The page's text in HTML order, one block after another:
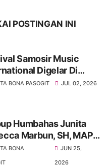
POSTINGAN INI
Samosir Music
Digelar Di
Siadong Dan Menjadi
BONA PASOGIT JUL 02, 2026
Humbahas Junita
Marbun, SH, MAP
Somasi Kepada
Minim Terlibat Dalam
BONA
JUN 25,
2026